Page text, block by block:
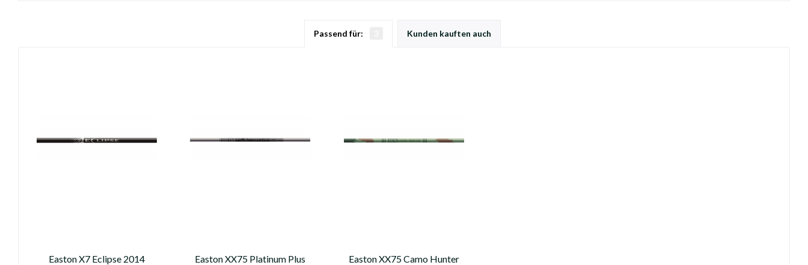
Passend für: Kunden kauften auch
Easton X7 Eclipse 2014
Easton XX75 Platinum Plus
Easton XX75 Camo Hunter